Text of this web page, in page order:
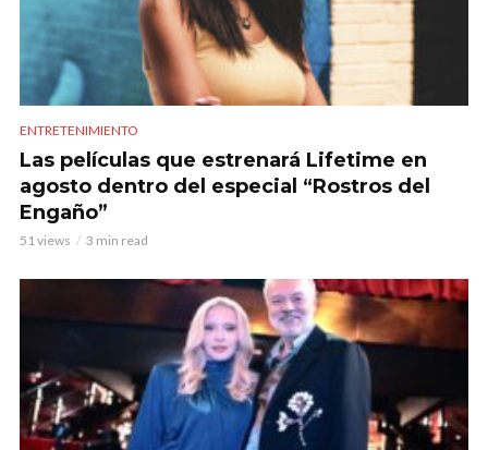
ENTRETENIMIENTO
Las películas que estrenará Lifetime en
agosto dentro del especial “Rostros del
Engaño”
51 views 3 min read